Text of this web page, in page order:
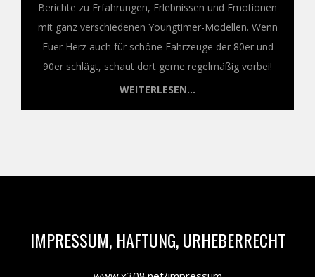
Berichte zu Erfahrungen, Erlebnissen und Emotionen
mit ganz verschiedenen Youngtimer-Modellen. Wenn
Euer Herz auch für schöne Fahrzeuge der 80er und
90er schlägt, schaut dort gerne regelmäßig vorbei!
WEITERLESEN...
IMPRESSUM, HAFTUNG, URHEBERRECHT